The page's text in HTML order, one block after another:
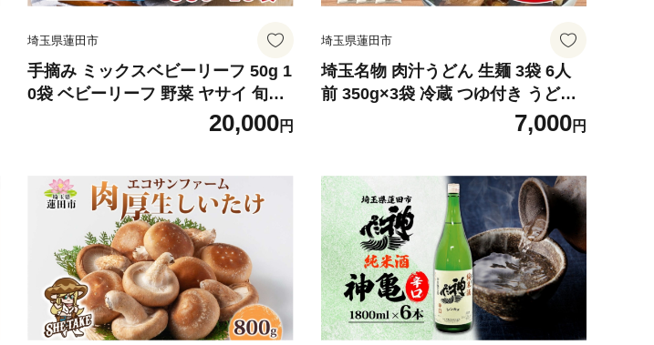
埼玉県蓮田市
手摘み ミックスベビーリーフ 50g 1
0袋 ベビーリーフ 野菜 ヤサイ 旬の
野菜 葉物野菜 生野菜 ハーブ 緑 彩
り 柔らかい 手軽 サラダ サンドイッ
る農園 国産 冷蔵 送料無料 蓮田市
埼玉県
20,000円
埼玉県蓮田市
埼玉名物 肉汁うどん 生麺 3袋 6人
前 350g×3袋 冷蔵 つゆ付き うどん
生うどん 手もみ風 コシ 麺類 郷土料
理 埼玉県産小麦使用 弓削多醤油 家
県 蓮田市
7,000円